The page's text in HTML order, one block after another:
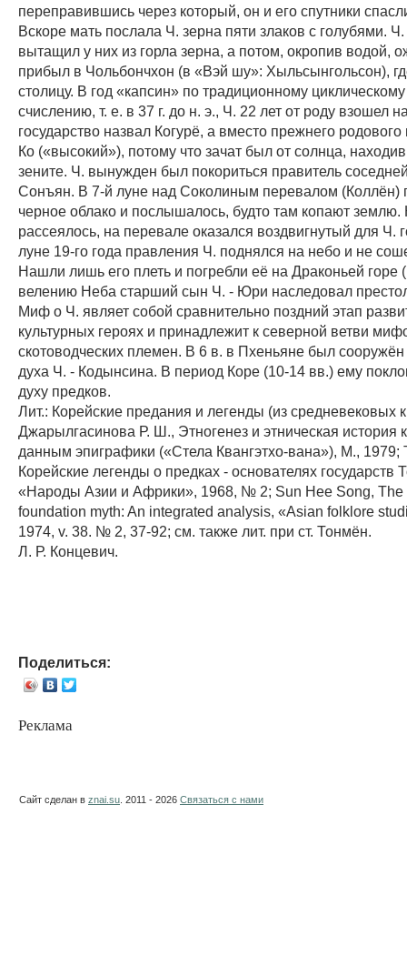
переправившись через который, он и его спутники
Вскоре мать послала Ч. зерна пяти злаков с голубями.
вытащил у них из горла зерна, а потом, окропив водой,
прибыл в Чольбончхон (в «Вэй шу»: Хыльсынгольсон),
столицу. В год «капсин» по традиционному циклическому
счислению, т. е. в 37 г. до н. э., Ч. 22 лет от роду взошел
государство назвал Когурё, а вместо прежнего
Ко («высокий»), потому что зачат был от солнца,
зените. Ч. вынужден был покориться правитель
Сонъян. В 7-й луне над Соколиным перевалом (Коллён)
черное облако и послышалось, будто там копают землю.
рассеялось, на перевале оказался воздвигнутый для Ч.
луне 19-го года правления Ч. поднялся на небо и не
Нашли лишь его плеть и погребли её на Драконьей горе
велению Неба старший сын Ч. - Юри наследовал
Миф о Ч. являет собой сравнительно поздний этап
культурных героях и принадлежит к северной ветви
скотоводческих племен. В 6 в. в Пхеньяне был сооружён
духа Ч. - Кодынсина. В период Коре (10-14 вв.) ему
духу предков.
Лит.: Корейские предания и легенды (из средневековых
Джарылгасинова Р. Ш., Этногенез и этническая история
данным эпиграфики («Стела Квангэтхо-вана»), М., 1979;
Корейские легенды о предках - основателях государств
«Народы Азии и Африки», 1968, № 2; Sun Нее Song, The
foundation myth: An integrated analysis, «Asian folklore
1974, v. 38. № 2, 37-92; см. также лит. при ст. Тонмён.
Л. Р. Концевич.
Поделиться:
Реклама
Сайт сделан в znai.su . 2011 - 2026 Связаться с нами